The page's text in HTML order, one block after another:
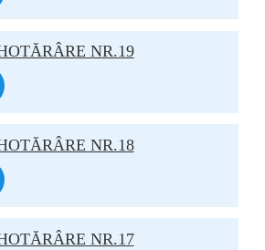
NR.19
NR.18
NR.17